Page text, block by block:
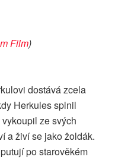
Film)
dostává zcela
Herkules splnil
ze svých
a živí se jako žoldák.
po starověkém